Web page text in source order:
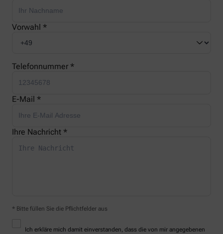
Vorwahl *
Telefonnummer *
E-Mail *
Ihre Nachricht *
* Bitte füllen Sie die Pflichtfelder aus
Ich erkläre mich damit einverstanden, dass die von mir angegebenen